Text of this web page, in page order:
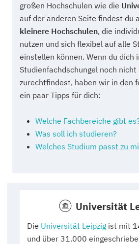
großen Hochschulen wie die
auf der anderen Seite findest du
kleinere Hochschulen, die
nutzen und sich flexibel auf alle
einstellen können. Wenn du dich
Studienfachdschungel noch
zurechtfindest, haben wir in den
ein paar Tipps für dich:
Welche Fachbereiche gibt
Was soll ich studieren?
Welches Studium passt zu
Universität
Die Universität Leipzig ist mit
und über 31.000